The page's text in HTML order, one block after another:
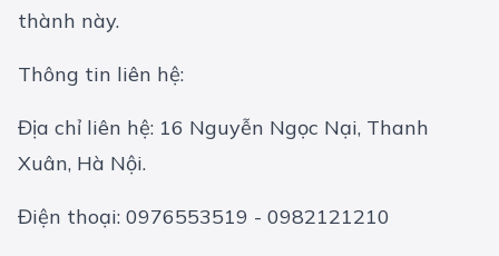
thành này.
Thông tin liên hệ:
Địa chỉ liên hệ: 16 Nguyễn Ngọc Nại, Thanh
Xuân, Hà Nội.
Điện thoại: 0976553519 - 0982121210